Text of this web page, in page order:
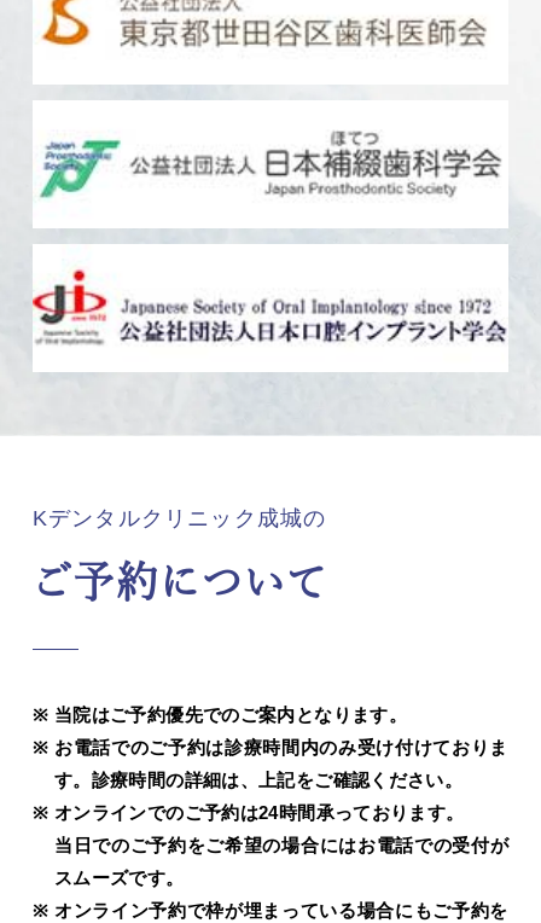
Kデンタルクリニック成城の
ご予約について
当院はご予約優先でのご案内となります。
お電話でのご予約は診療時間内のみ受け付けておりま
す。診療時間の詳細は、上記をご確認ください。
オンラインでのご予約は24時間承っております。
当日でのご予約をご希望の場合にはお電話での受付が
スムーズです。
オンライン予約で枠が埋まっている場合にもご予約を